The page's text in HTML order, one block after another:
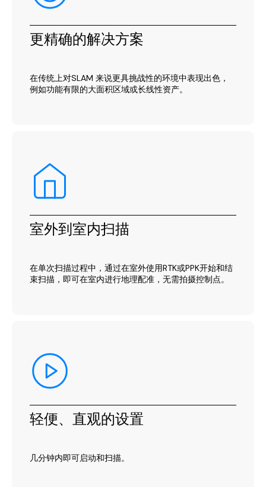
更精确的解决方案
在传统上对SLAM 来说更具挑战性的环境中表现出色，
例如功能有限的大面积区域或长线性资产。
室外到室内扫描
在单次扫描过程中，通过在室外使用RTK或PPK开始和结
束扫描，即可在室内进行地理配准，无需拍摄控制点。
轻便、直观的设置
几分钟内即可启动和扫描。